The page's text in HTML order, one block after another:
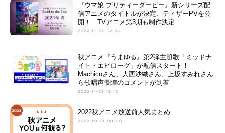
『ウマ娘 プリティーダービー』新シリーズ配
信アニメのタイトルが決定、ティザーPVを公
開！ TVアニメ第3期も制作決定
2022-11-06 22:30
秋アニメ『うまゆる』第2弾主題歌「ミッドナ
イト・エピローグ」が配信スタート！
Machicoさん、大西沙織さん、上坂すみれさん
ら歌唱声優陣のコメントが到着
2022-11-01 13:10
2022秋アニメ放送前人気まとめ
2022-10-01 00:00